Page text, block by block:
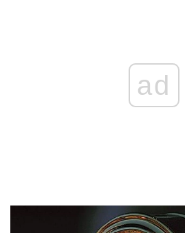
ad